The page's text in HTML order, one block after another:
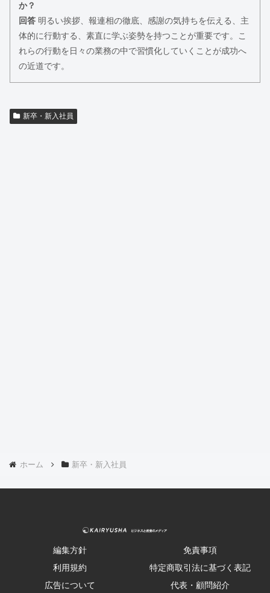
か？
回答 明るい挨拶、報連相の徹底、感謝の気持ちを伝える、主
体的に行動する、素直に学ぶ姿勢を持つことが重要です。こ
れらの行動を日々の業務の中で習慣化していくことが成功へ
の近道です。
新卒・新入社員
ホーム 新卒・新入社員
編集方針
免責事項
利用規約
特定商取引法に基づく表記
広告について
代表・顧問紹介